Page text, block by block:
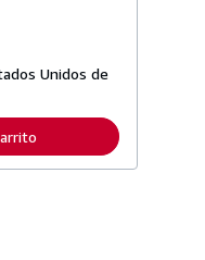
Unidos de